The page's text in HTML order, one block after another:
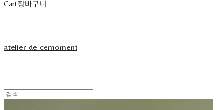
Cart장바구니
atelier de cemoment